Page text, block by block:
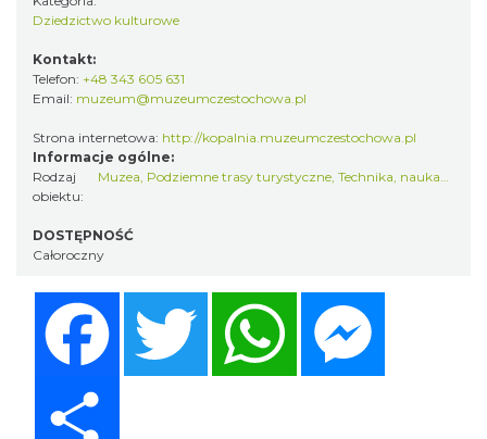
Dziedzictwo kulturowe
Kontakt:
Telefon: +48 343 605 631
Email: muzeum@muzeumczestochowa.pl
Strona internetowa: http://kopalnia.muzeumczestochowa.pl
Informacje ogólne:
Rodzaj
obiektu:
Muzea Podziemne trasy turystyczne ,Technika, nauka…
DOSTĘPNOŚĆ
Całoroczny
Twitter